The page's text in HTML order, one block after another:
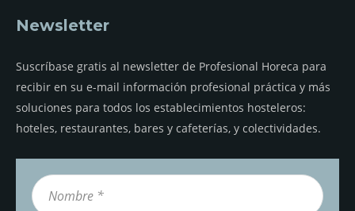
Newsletter
Suscríbase gratis al newsletter de Profesional Horeca para
recibir en su e-mail información profesional práctica y más
soluciones para todos los establecimientos hosteleros:
hoteles, restaurantes, bares y cafeterías, y colectividades.